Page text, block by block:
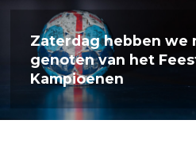
Zaterdag hebben we
genoten van het
Kampioenen